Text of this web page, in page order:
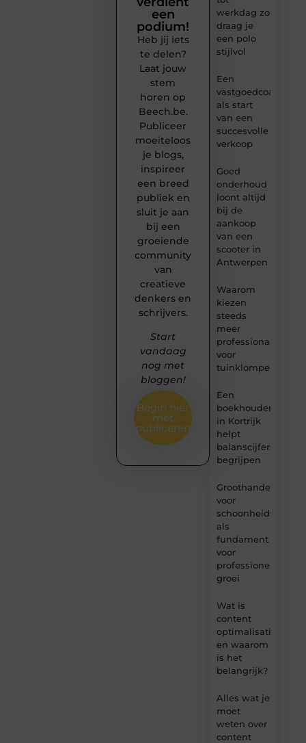
werkdag zo
draag je
een polo
stijlvol
Een
vastgoedcoach
als start
van een
succesvolle
verkoop
Goed
onderhoud
loont altijd
bij de
aankoop
van een
scooter in
Antwerpen
Waarom
kiezen
steeds
meer
professionals
voor
tuinklompen?
Een
boekhouder
in Kortrijk
helpt
balanscijfers
begrijpen
Groothandel
voor
als
fundament
voor
professionele
groei
Wat is
content
optimalisatie
en waarom
is het
belangrijk?
Alles wat je
moet
weten over
content
een
podium!
Heb jij iets
te delen?
Laat jouw
stem
horen op
Beech.be.
Publiceer
moeiteloos
je blogs,
inspireer
een breed
publiek en
sluit je aan
bij een
groeiende
community
van
creatieve
denkers en
schrijvers.
Start
vandaag
nog met
bloggen!
Begin hier
met
publiceren